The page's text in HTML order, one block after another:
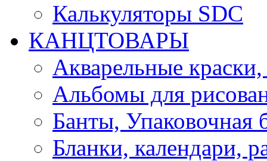
Калькуляторы SDC
КАНЦТОВАРЫ
Акварельные
Альбомы для
Банты, Упаковочная
Бланки, календари,